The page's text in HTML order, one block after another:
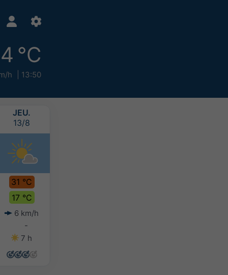
°C
h 13:50
JEU.
13/8
31 °C
17 °C
6 km/h
-
7 h